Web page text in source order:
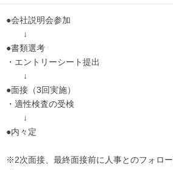
●会社説明会参加
↓
●書類選考
・エントリーシート提出
↓
●面接（3回実施）
・適性検査の受検
↓
●内々定
※2次面接、最終面接前に人事とのフォロ